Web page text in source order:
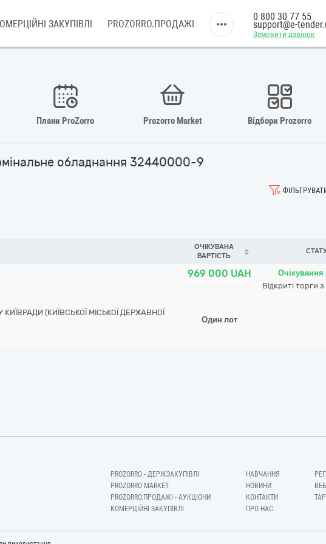
ЗАКУПІВЛІ PROZORRO.ПРОДАЖІ
Замовити дзвінок
0 800 30 77 55
support@e-
Плани ProZorro Prozorro Market Відбори Prozorro
обладнання 32440000-9
ОЧІКУВАНА
ВАРТІСТЬ
(КИЇВСЬКОЇ МІСЬКОЇ ДЕРЖАВНОЇ
969 000 UAH
Один лот
Очікування
Відкриті торги
PROZORRO - ДЕРЖЗАКУПІВЛІ
PROZORRO MARKET
PROZORRO.ПРОДАЖІ - АУКЦІОНИ
КОМЕРЦІЙНІ ЗАКУПІВЛІ
НАВЧАННЯ
НОВИНИ
КОНТАКТИ
ПРО НАС